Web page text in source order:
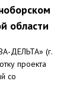
области
ДЕЛЬТА» (г.
проекта
со